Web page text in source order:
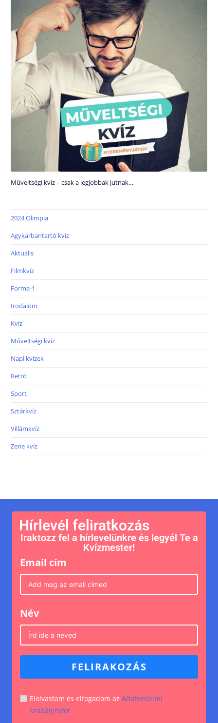
Műveltségi kvíz – csak a legjobbak jutnak…
2024 Olimpia
Agykarbantartó kvíz
Aktuális
Filmkvíz
Forma-1
Irodalom
Kvíz
Műveltségi kvíz
Napi kvízek
Retró
Sport
Sztárkvíz
Villámkvíz
Zene kvíz
Hírlevél feliratkozás
Iraktozz fel a hírlevelünkre és legyél Te a
Kvízmester!
Email cím
Név
FELIRAKOZÁS
Elolvastam és elfogadom az Adatvédelmi
szabályzatot